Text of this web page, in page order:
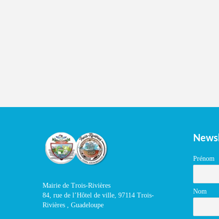
Mairie de Trois-Rivières
84, rue de l’Hôtel de ville, 97114 Trois-
Rivières , Guadeloupe
Prénom
Nom